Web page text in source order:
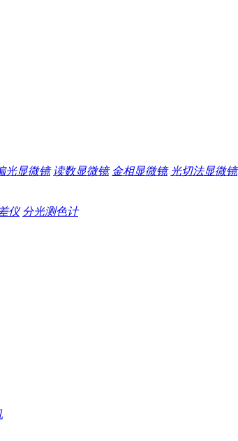
光显微镜 读数显微镜 金相显微镜 光切法显微镜
仪 分光测色计